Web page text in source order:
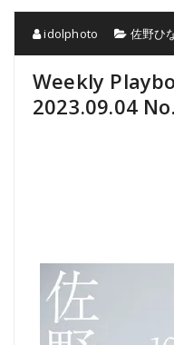
idolphoto 佐野ひ
Weekly
2023.09.04